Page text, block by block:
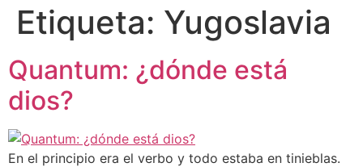
Etiqueta: Yugoslavia
Quantum: ¿dónde está
dios?
En el principio era el verbo y todo estaba en tinieblas.